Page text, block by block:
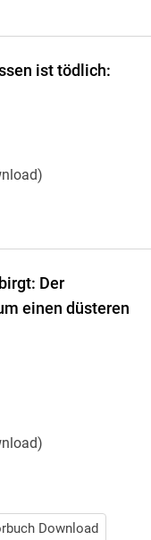
ist tödlich:
Der
einen düsteren
Download